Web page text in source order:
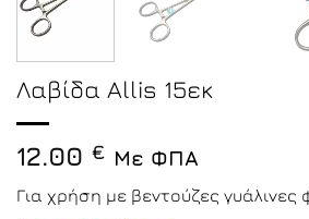
Λαβίδα Allis 15εκ
12.00 € Με ΦΠΑ
Για χρήση με βεντούζες γυάλινες